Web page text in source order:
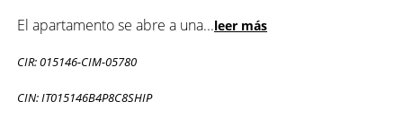
El apartamento se abre a una...leer más
CIR: 015146-CIM-05780
CIN: IT015146B4P8C8SHIP